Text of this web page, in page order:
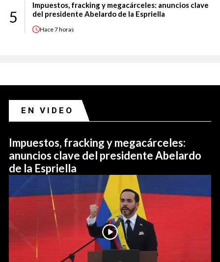
5
Impuestos, fracking y megacárceles: anuncios clave
del presidente Abelardo de la Espriella
Hace7 horas
EN VIDEO
Impuestos, fracking y megacárceles:
anuncios clave del presidente Abelardo
de la Espriella